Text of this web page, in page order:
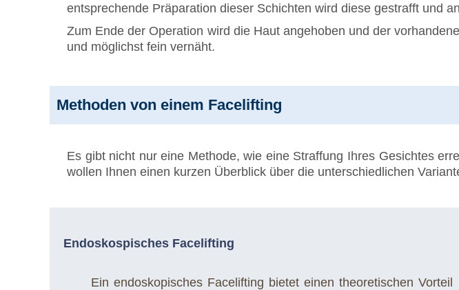
entsprechende Präparation dieser Schichten wird diese gestrafft und
Zum Ende der Operation wird die Haut angehoben und der
und möglichst fein vernäht.
Methoden von einem Facelifting
Es gibt nicht nur eine Methode, wie eine Straffung Ihres Gesichtes
wollen Ihnen einen kurzen Überblick über die unterschiedlichen
Endoskospisches Facelifting
Ein endoskopisches Facelifting bietet einen theoretischen Vorteil